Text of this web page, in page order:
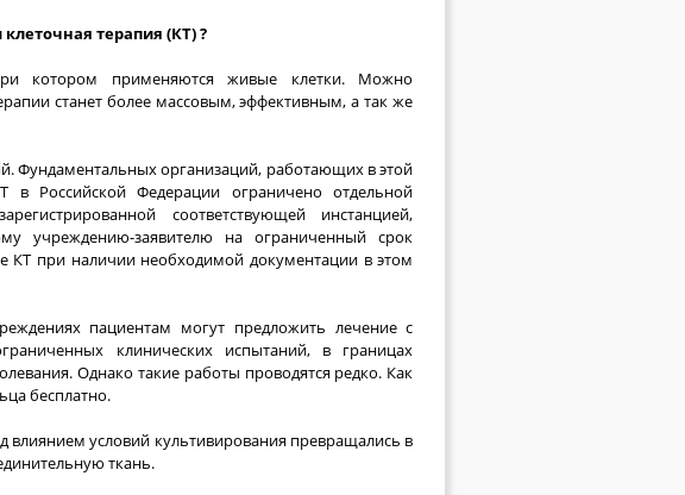
терапия (КТ) ?
котором применяются живые клетки. Можно
станет более массовым, эффективным, а так же
Фундаментальных организаций, работающих в этой
Российской Федерации ограничено отдельной
соответствующей инстанцией,
учреждению-заявителю на ограниченный срок
КТ при наличии необходимой документации в этом
пациентам могут предложить лечение с
клинических испытаний, в границах
Однако такие работы проводятся редко. Как
бесплатно.
влиянием условий культивирования превращались в
ткань.